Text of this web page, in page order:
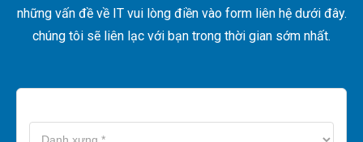
những vấn đề về IT vui lòng điền vào form liên hệ dưới đây.
chúng tôi sẽ liên lạc với bạn trong thời gian sớm nhất.